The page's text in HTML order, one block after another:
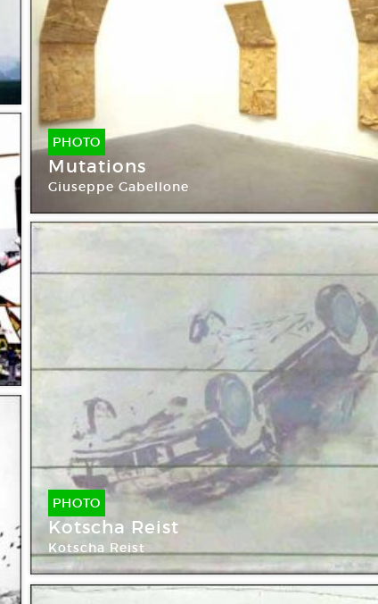
PHOTO
Mutations
Giuseppe Gabellone
PHOTO
Kotscha Reist
Kotscha Reist